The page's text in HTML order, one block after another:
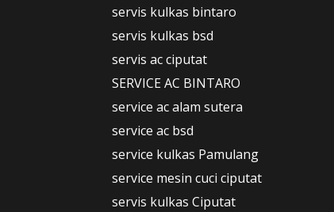
servis kulkas bintaro
servis kulkas bsd
servis ac ciputat
SERVICE AC BINTARO
service ac alam sutera
service ac bsd
service kulkas Pamulang
service mesin cuci ciputat
servis kulkas Ciputat